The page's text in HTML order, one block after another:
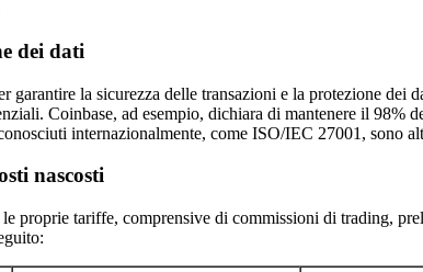
dei dati
garantire la sicurezza delle transazioni e la protezione
Coinbase, ad esempio, dichiara di mantenere il
internazionalmente, come ISO/IEC 27001, sono
nascosti
proprie tariffe, comprensive di commissioni di trading,